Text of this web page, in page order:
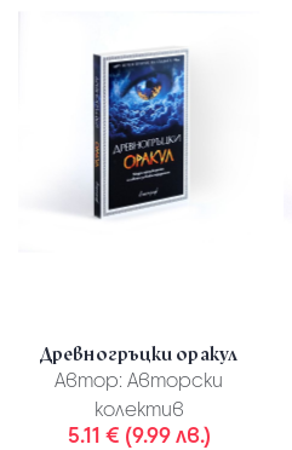
Древногръцки оракул
Автор: Авторски
колектив
5.11 € (9.99 лв.)